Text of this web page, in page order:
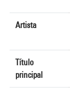
Artista
Título
principal